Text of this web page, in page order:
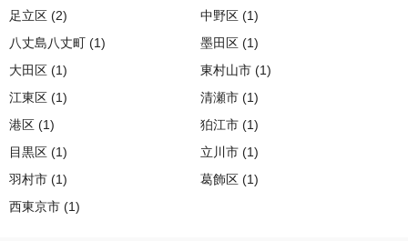
足立区 (2) 中野区 (1)
八丈島八丈町 (1) 墨田区 (1)
大田区 (1) 東村山市 (1)
江東区 (1) 清瀬市 (1)
港区 (1) 狛江市 (1)
目黒区 (1) 立川市 (1)
羽村市 (1) 葛飾区 (1)
西東京市 (1)